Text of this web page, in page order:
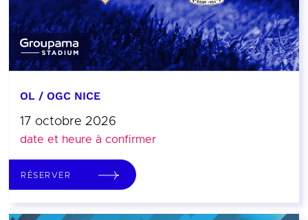
OL / OGC NICE
17 octobre 2026
date et heure à confirmer
RÉSERVER